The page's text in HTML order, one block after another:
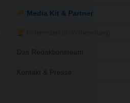
Media Kit & Partner
Das Redaktionsteam
Kontakt & Presse